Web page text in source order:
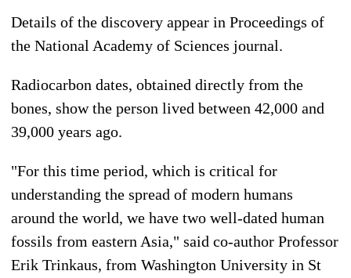
Details of the discovery appear in Proceedings of
the National Academy of Sciences journal.
Radiocarbon dates, obtained directly from the
bones, show the person lived between 42,000 and
39,000 years ago.
"For this time period, which is critical for
understanding the spread of modern humans
around the world, we have two well-dated human
fossils from eastern Asia," said co-author Professor
Erik Trinkaus, from Washington University in St